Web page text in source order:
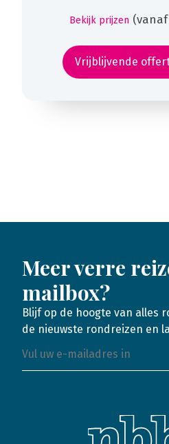
Bekijk prijzen
Vrijblijvende
Meer verre
mailbox?
Blijf op de hoogte van alles
de nieuwste rondreizen en